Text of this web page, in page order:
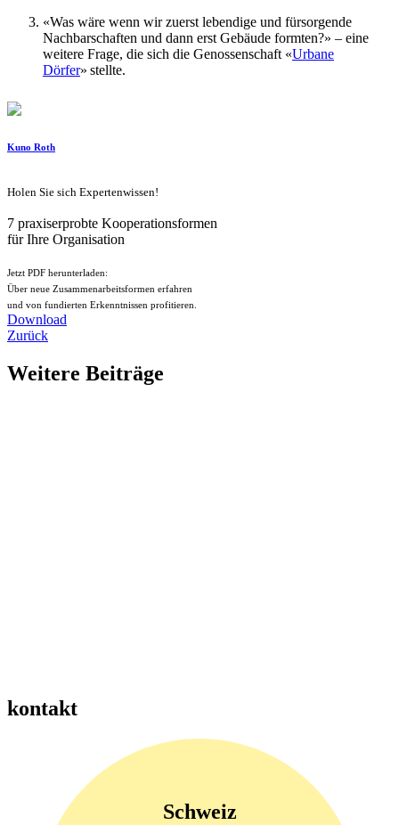
«Was wäre wenn wir zuerst lebendige und fürsorgende
Nachbarschaften und dann erst Gebäude formten?» – eine
weitere Frage, die sich die Genossenschaft «Urbane
Dörfer» stellte.
Kuno Roth
Holen Sie sich Expertenwissen!
7 praxiserprobte Kooperationsformen
für Ihre Organisation
Jetzt PDF herunterladen:
Über neue Zusammenarbeitsformen erfahren
und von fundierten Erkenntnissen profitieren.
Download
Zurück
Weitere Beiträge
kontakt
Schweiz